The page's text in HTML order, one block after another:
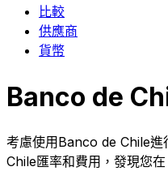
比較
供應商
貨幣
Banco de
考慮使用Banco de Chile
Chile匯率和費用，發現您